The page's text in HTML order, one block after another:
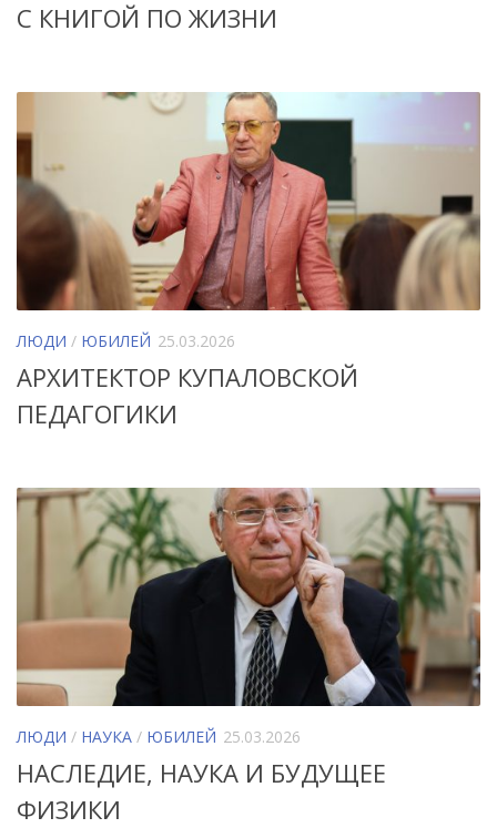
С КНИГОЙ ПО ЖИЗНИ
ЛЮДИ / ЮБИЛЕЙ 25.03.2026
АРХИТЕКТОР КУПАЛОВСКОЙ
ПЕДАГОГИКИ
ЛЮДИ / НАУКА / ЮБИЛЕЙ 25.03.2026
НАСЛЕДИЕ, НАУКА И БУДУЩЕЕ
ФИЗИКИ